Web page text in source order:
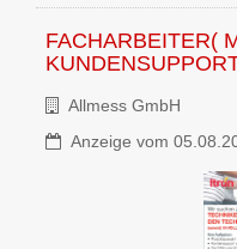
FACHARBEITER(
Allmess GmbH
Anzeige vom